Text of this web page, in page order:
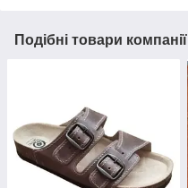
Подібні товари компанії